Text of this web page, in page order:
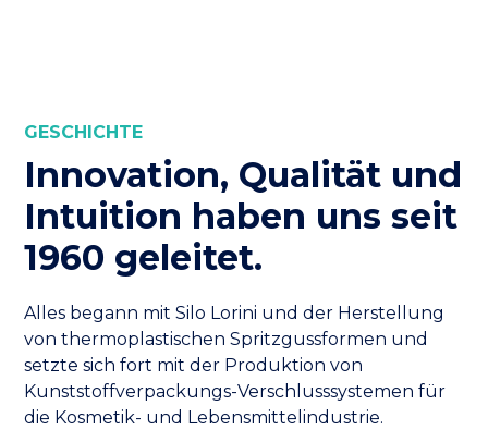
GESCHICHTE
Innovation, Qualität und
Intuition haben uns seit
1960 geleitet.
Alles begann mit Silo Lorini und der Herstellung
von thermoplastischen Spritzgussformen und
setzte sich fort mit der Produktion von
Kunststoffverpackungs-Verschlusssystemen für
die Kosmetik- und Lebensmittelindustrie.